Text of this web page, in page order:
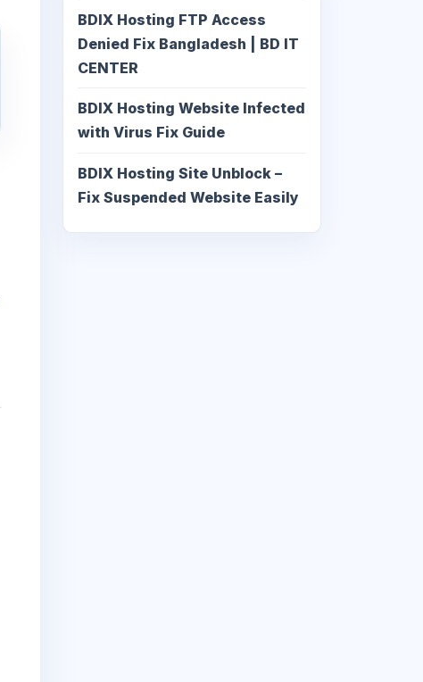
BDIX Hosting FTP Access
Denied Fix Bangladesh | BD IT
CENTER
BDIX Hosting Website Infected
with Virus Fix Guide
BDIX Hosting Site Unblock –
Fix Suspended Website Easily